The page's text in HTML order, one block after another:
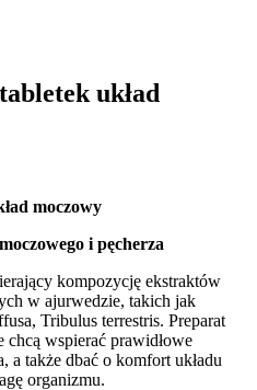
układ
moczowy
i pęcherza
kompozycję ekstraktów
w ajurwedzie, takich jak
Tribulus terrestris. Preparat
chcą wspierać prawidłowe
a także dbać o komfort układu
organizmu.